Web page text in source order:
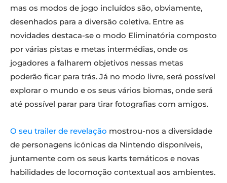
mas os modos de jogo incluídos são, obviamente,
desenhados para a diversão coletiva. Entre as
novidades destaca-se o modo Eliminatória composto
por várias pistas e metas intermédias, onde os
jogadores a falharem objetivos nessas metas
poderão ficar para trás. Já no modo livre, será possível
explorar o mundo e os seus vários biomas, onde será
até possível parar para tirar fotografias com amigos.
O seu trailer de revelação mostrou-nos a diversidade
de personagens icónicas da Nintendo disponíveis,
juntamente com os seus karts temáticos e novas
habilidades de locomoção contextual aos ambientes.